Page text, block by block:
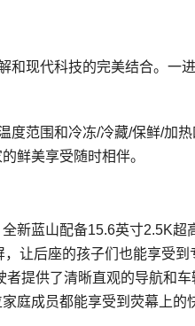
和现代科技的完美结合。一
范围和冷冻/冷藏/保鲜/加
鲜美享受随时相伴。
新蓝山配备15.6英寸2.5K超
让后座的孩子们也能享受到
提供了清晰直观的导航和
庭成员都能享受到荧幕上的